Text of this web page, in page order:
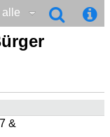
alle
&